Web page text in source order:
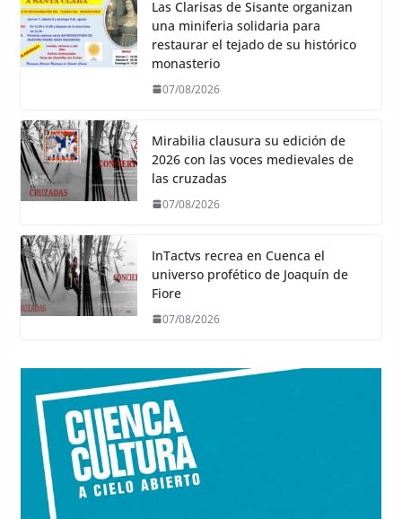
Las Clarisas de Sisante organizan
una miniferia solidaria para
restaurar el tejado de su histórico
monasterio
07/08/2026
Mirabilia clausura su edición de
2026 con las voces medievales de
las cruzadas
07/08/2026
InTactvs recrea en Cuenca el
universo profético de Joaquín de
Fiore
07/08/2026